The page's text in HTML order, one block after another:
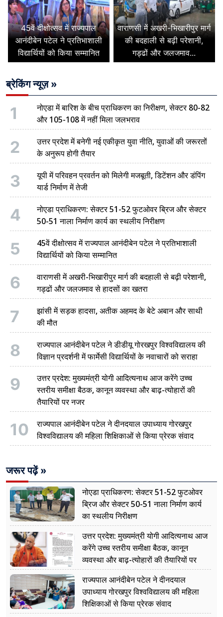
45वें दीक्षोत्सव में राज्यपाल
आनंदीबेन पटेल ने प्रतिभाशाली
विद्यार्थियों को किया सम्मानित
वाराणसी में अखरी-भिखारीपुर मार्ग
की बदहाली से बढ़ी परेशानी,
गड्ढों और जलजमाव...
ब्रेकिंग न्यूज़ »
1
नोएडा में बारिश के बीच प्राधिकरण का निरीक्षण, सेक्टर 80-82
और 105-108 में नहीं मिला जलभराव
2
उत्तर प्रदेश में बनेगी नई एकीकृत युवा नीति, युवाओं की जरूरतों
के अनुरूप होगी तैयार
3
यूपी में परिवहन प्रवर्तन को मिलेगी मजबूती, डिटेंशन और डंपिंग
यार्ड निर्माण में तेजी
4
नोएडा प्राधिकरण: सेक्टर 51-52 फुटओवर ब्रिज और सेक्टर
50-51 नाला निर्माण कार्य का स्थलीय निरीक्षण
5
45वें दीक्षोत्सव में राज्यपाल आनंदीबेन पटेल ने प्रतिभाशाली
विद्यार्थियों को किया सम्मानित
6
वाराणसी में अखरी-भिखारीपुर मार्ग की बदहाली से बढ़ी परेशानी,
गड्ढों और जलजमाव से हादसों का खतरा
7
झांसी में सड़क हादसा, अतीक अहमद के बेटे अबान और साथी
की मौत
8
राज्यपाल आनंदीबेन पटेल ने डीडीयू गोरखपुर विश्वविद्यालय की
विज्ञान प्रदर्शनी में फार्मेसी विद्यार्थियों के नवाचारों को सराहा
9
उत्तर प्रदेश: मुख्यमंत्री योगी आदित्यनाथ आज करेंगे उच्च
स्तरीय समीक्षा बैठक, कानून व्यवस्था और बाढ़-त्योहारों की
तैयारियों पर नजर
10
राज्यपाल आनंदीबेन पटेल ने दीनदयाल उपाध्याय गोरखपुर
विश्वविद्यालय की महिला शिक्षिकाओं से किया प्रेरक संवाद
जरूर पढ़ें »
नोएडा प्राधिकरण: सेक्टर 51-52 फुटओवर
ब्रिज और सेक्टर 50-51 नाला निर्माण कार्य
का स्थलीय निरीक्षण
उत्तर प्रदेश: मुख्यमंत्री योगी आदित्यनाथ आज
करेंगे उच्च स्तरीय समीक्षा बैठक, कानून
व्यवस्था और बाढ़-त्योहारों की तैयारियों पर
नजर
राज्यपाल आनंदीबेन पटेल ने दीनदयाल
उपाध्याय गोरखपुर विश्वविद्यालय की महिला
शिक्षिकाओं से किया प्रेरक संवाद